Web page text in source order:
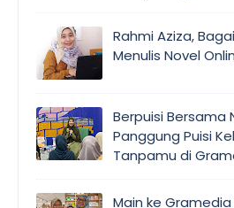
Rahmi Aziza,
Menulis Novel
Berpuisi Bersama
Panggung Puisi
Tanpamu di
Main ke